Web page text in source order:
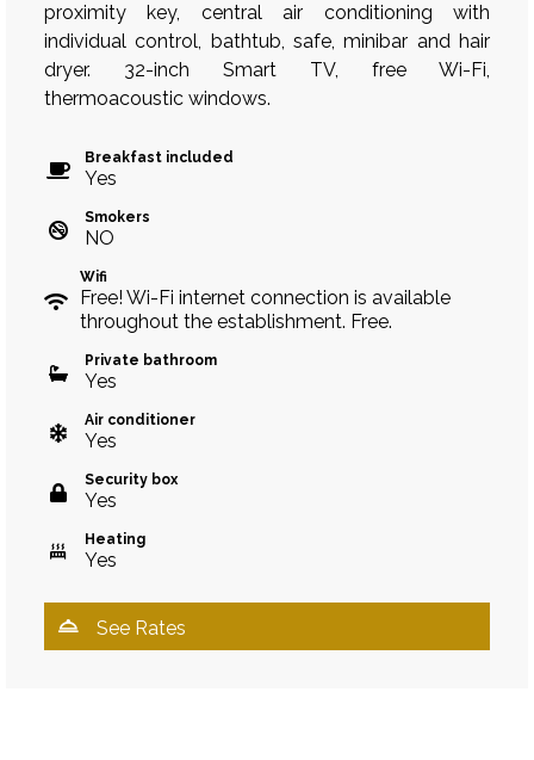
proximity key, central air conditioning with
individual control, bathtub, safe, minibar and hair
dryer. 32-inch Smart TV, free Wi-Fi,
thermoacoustic windows.
Breakfast included
Yes
Smokers
NO
Wifi
Free! Wi-Fi internet connection is available
throughout the establishment. Free.
Private bathroom
Yes
Air conditioner
Yes
Security box
Yes
Heating
Yes
See Rates